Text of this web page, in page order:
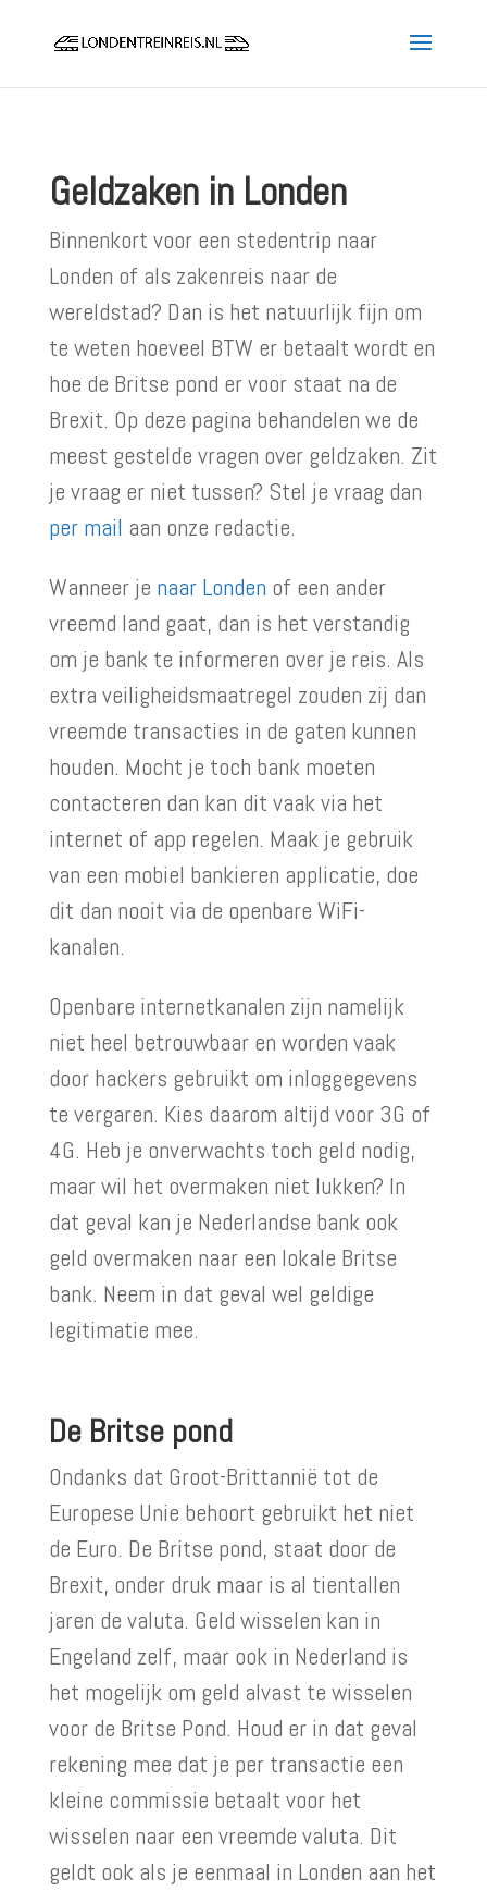
Geldzaken in Londen
Binnenkort voor een stedentrip naar
Londen of als zakenreis naar de
wereldstad? Dan is het natuurlijk fijn om
te weten hoeveel BTW er betaalt wordt en
hoe de Britse pond er voor staat na de
Brexit. Op deze pagina behandelen we de
meest gestelde vragen over geldzaken. Zit
je vraag er niet tussen? Stel je vraag dan
per mail aan onze redactie.
Wanneer je naar Londen of een ander
vreemd land gaat, dan is het verstandig
om je bank te informeren over je reis. Als
extra veiligheidsmaatregel zouden zij dan
vreemde transacties in de gaten kunnen
houden. Mocht je toch bank moeten
contacteren dan kan dit vaak via het
internet of app regelen. Maak je gebruik
van een mobiel bankieren applicatie, doe
dit dan nooit via de openbare WiFi-
kanalen.
Openbare internetkanalen zijn namelijk
niet heel betrouwbaar en worden vaak
door hackers gebruikt om inloggegevens
te vergaren. Kies daarom altijd voor 3G of
4G. Heb je onverwachts toch geld nodig,
maar wil het overmaken niet lukken? In
dat geval kan je Nederlandse bank ook
geld overmaken naar een lokale Britse
bank. Neem in dat geval wel geldige
legitimatie mee.
De Britse pond
Ondanks dat Groot-Brittannië tot de
Europese Unie behoort gebruikt het niet
de Euro. De Britse pond, staat door de
Brexit, onder druk maar is al tientallen
jaren de valuta. Geld wisselen kan in
Engeland zelf, maar ook in Nederland is
het mogelijk om geld alvast te wisselen
voor de Britse Pond. Houd er in dat geval
rekening mee dat je per transactie een
kleine commissie betaalt voor het
wisselen naar een vreemde valuta. Dit
geldt ook als je eenmaal in Londen aan het